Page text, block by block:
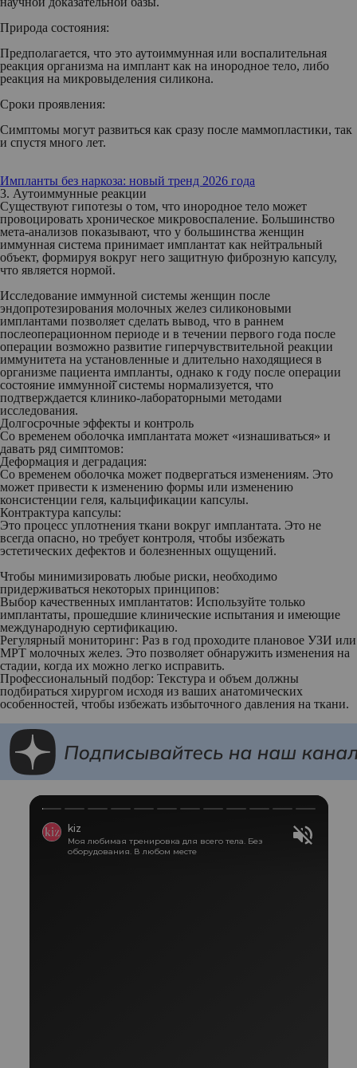
Природа состояния:
Предполагается, что это аутоиммунная или воспалительная
реакция организма на имплант как на инородное тело, либо
реакция на микровыделения силикона.
Сроки проявления:
Симптомы могут развиться как сразу после маммопластики, так
и спустя много лет.
Импланты без наркоза: новый тренд 2026 года
3. Аутоиммунные реакции
Существуют гипотезы о том, что инородное тело может
провоцировать хроническое микровоспаление. Большинство
мета-анализов показывают, что у большинства женщин
иммунная система принимает имплантат как нейтральный
объект, формируя вокруг него защитную фиброзную капсулу,
что является нормой.
Исследование иммунной системы женщин после
эндопротезирования молочных желез силиконовыми
имплантами позволяет сделать вывод, что в раннем
послеоперационном периоде и в течении первого года после
операции возможно развитие гиперчувствительной реакции
иммунитета на установленные и длительно находящиеся в
организме пациента импланты, однако к году после операции
состояние иммунной̆ системы нормализуется, что
подтверждается клинико-лабораторными методами
исследования.
Долгосрочные эффекты и контроль
Со временем оболочка имплантата может «изнашиваться» и
давать ряд симптомов:
Деформация и деградация:
Со временем оболочка может подвергаться изменениям. Это
может привести к изменению формы или изменению
консистенции геля, кальцификации капсулы.
Контрактура капсулы:
Это процесс уплотнения ткани вокруг имплантата. Это не
всегда опасно, но требует контроля, чтобы избежать
эстетических дефектов и болезненных ощущений.
Чтобы минимизировать любые риски, необходимо
придерживаться некоторых принципов:
Выбор качественных имплантатов: Используйте только
имплантаты, прошедшие клинические испытания и имеющие
международную сертификацию.
Регулярный мониторинг: Раз в год проходите плановое УЗИ или
МРТ молочных желез. Это позволяет обнаружить изменения на
стадии, когда их можно легко исправить.
Профессиональный подбор: Текстура и объем должны
подбираться хирургом исходя из ваших анатомических
особенностей, чтобы избежать избыточного давления на ткани.